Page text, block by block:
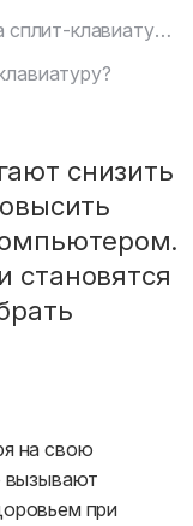
снизить
становятся
на свою
вызывают
при
Кому стоит обратить внимание на сплит-клавиатуру?